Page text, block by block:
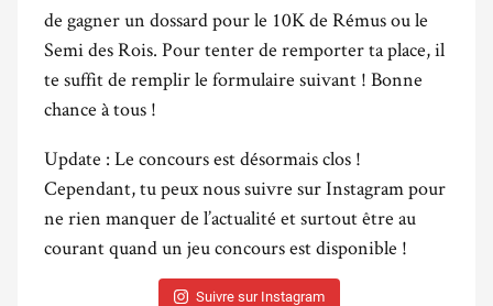
de gagner un dossard pour le 10K de Rémus ou le
Semi des Rois. Pour tenter de remporter ta place, il
te suffit de remplir le formulaire suivant ! Bonne
chance à tous !
Update : Le concours est désormais clos !
Cependant, tu peux nous suivre sur Instagram pour
ne rien manquer de l’actualité et surtout être au
courant quand un jeu concours est disponible !
Suivre sur Instagram